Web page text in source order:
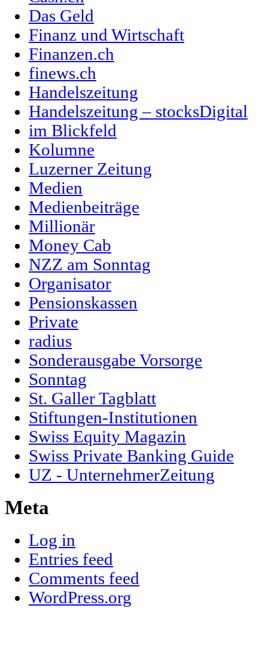
Das Geld
Finanz und Wirtschaft
Finanzen.ch
finews.ch
Handelszeitung
Handelszeitung – stocksDigital
im Blickfeld
Kolumne
Luzerner Zeitung
Medien
Medienbeiträge
Millionär
Money Cab
NZZ am Sonntag
Organisator
Pensionskassen
Private
radius
Sonderausgabe Vorsorge
Sonntag
St. Galler Tagblatt
Stiftungen-Institutionen
Swiss Equity Magazin
Swiss Private Banking Guide
UZ - UnternehmerZeitung
Meta
Log in
Entries feed
Comments feed
WordPress.org